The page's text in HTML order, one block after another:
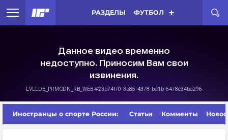
РАЗДЕЛЫ ФУТБОЛ
Иностранцы о спорте России: Статьи Комменты